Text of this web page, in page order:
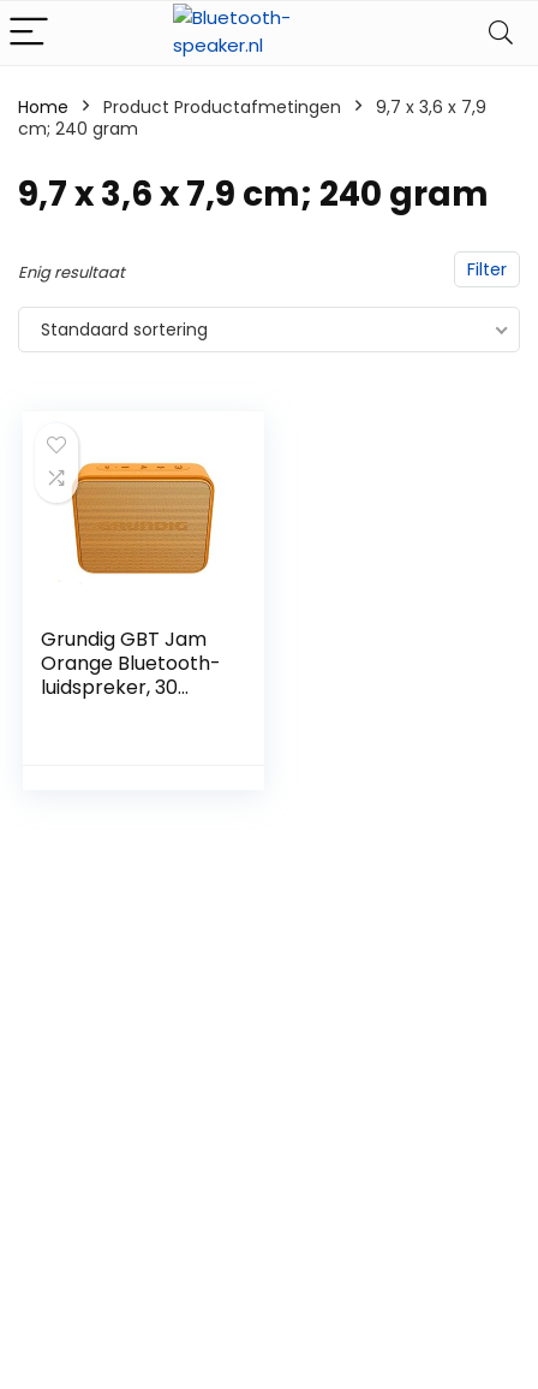
Home Product Productafmetingen
‎9,7 x 3,6 x 7,9
cm; 240 gram
‎9,7 x 3,6 x 7,9 cm; 240 gram
Filter
Enig resultaat
Standaard sortering
Grundig GBT Jam
Orange Bluetooth-
luidspreker, 30